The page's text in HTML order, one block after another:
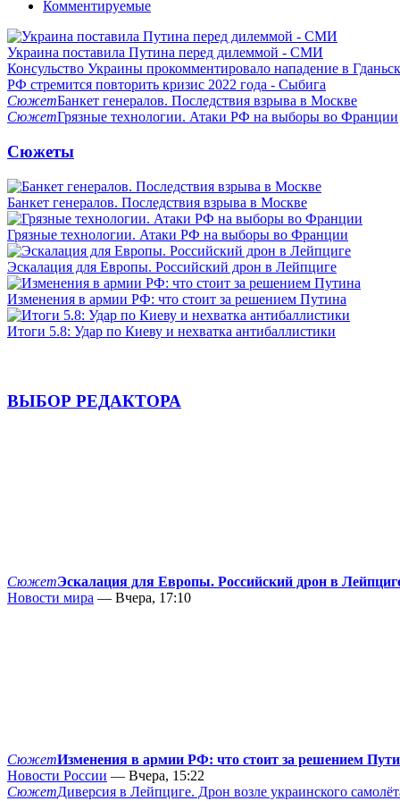
Комментируемые
Украина поставила Путина перед дилеммой - СМИ
Консульство Украины прокомментировало нападение в
РФ стремится повторить кризис 2022 года - Сыбига
СюжетБанкет генералов. Последствия взрыва в Москве
СюжетГрязные технологии. Атаки РФ на выборы во Франции
Сюжеты
Банкет генералов. Последствия взрыва в Москве
Грязные технологии. Атаки РФ на выборы во Франции
Эскалация для Европы. Российский дрон в Лейпциге
Изменения в армии РФ: что стоит за решением Путина
Итоги 5.8: Удар по Киеву и нехватка антибаллистики
ВЫБОР РЕДАКТОРА
СюжетЭскалация для Европы. Российский дрон в
Новости мира — Вчера, 17:10
СюжетИзменения в армии РФ: что стоит за решением
Новости России — Вчера, 15:22
СюжетДиверсия в Лейпциге. Дрон возле украинского